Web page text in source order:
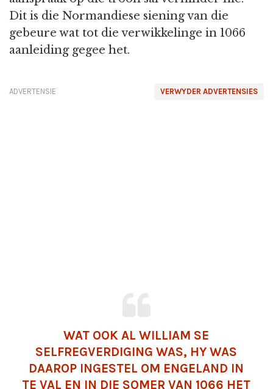
Dit is die Normandiese siening van die
gebeure wat tot die verwikkelinge in 1066
aanleiding gegee het.
VERWYDER ADVERTENSIES
ADVERTENSIE
WAT OOK AL WILLIAM SE
SELFREGVERDIGING WAS, HY WAS
DAAROP INGESTEL OM ENGELAND IN
TE VAL EN IN DIE SOMER VAN 1066 HET